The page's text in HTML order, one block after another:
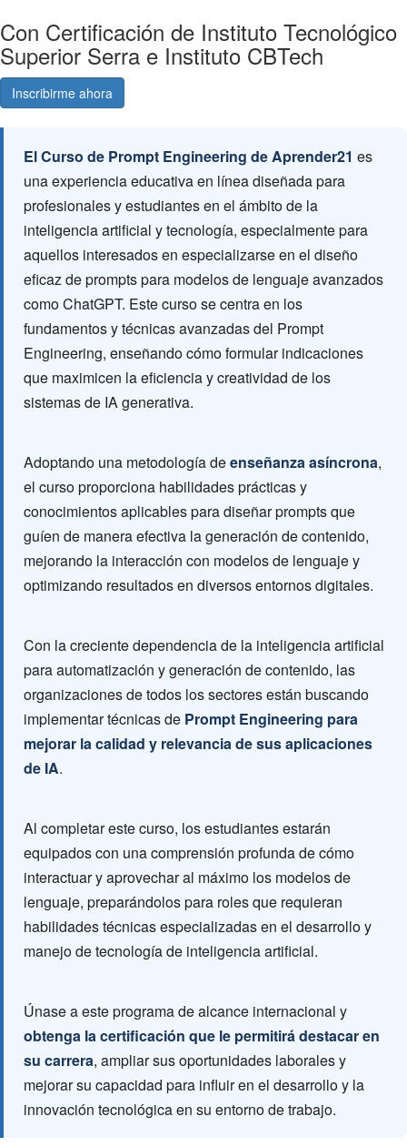
Con Certificación de Instituto Tecnológico
Superior Serra e Instituto CBTech
Inscribirme ahora
El Curso de Prompt Engineering de Aprender21 es
una experiencia educativa en línea diseñada para
profesionales y estudiantes en el ámbito de la
inteligencia artificial y tecnología, especialmente para
aquellos interesados en especializarse en el diseño
eficaz de prompts para modelos de lenguaje avanzados
como ChatGPT. Este curso se centra en los
fundamentos y técnicas avanzadas del Prompt
Engineering, enseñando cómo formular indicaciones
que maximicen la eficiencia y creatividad de los
sistemas de IA generativa.
Adoptando una metodología deenseñanza asíncrona,
el curso proporciona habilidades prácticas y
conocimientos aplicables para diseñar prompts que
guíen de manera efectiva la generación de contenido,
mejorando la interacción con modelos de lenguaje y
optimizando resultados en diversos entornos digitales.
Con la creciente dependencia de la inteligencia artificial
para automatización y generación de contenido, las
organizaciones de todos los sectores están buscando
implementar técnicas de Prompt Engineering para
mejorar la calidad y relevancia de sus aplicaciones
de IA.
Al completar este curso, los estudiantes estarán
equipados con una comprensión profunda de cómo
interactuar y aprovechar al máximo los modelos de
lenguaje, preparándolos para roles que requieran
habilidades técnicas especializadas en el desarrollo y
manejo de tecnología de inteligencia artificial.
Únase a este programa de alcance internacional y
obtenga la certificación que le permitirá destacar en
su carrera, ampliar sus oportunidades laborales y
mejorar su capacidad para influir en el desarrollo y la
innovación tecnológica en su entorno de trabajo.